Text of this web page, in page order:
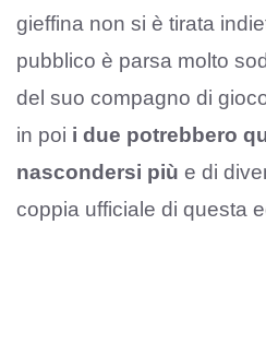
gieffina non si è tirata
pubblico è parsa molto
del suo compagno di
in poi i due potrebbero
nascondersi più e di
coppia ufficiale di questa